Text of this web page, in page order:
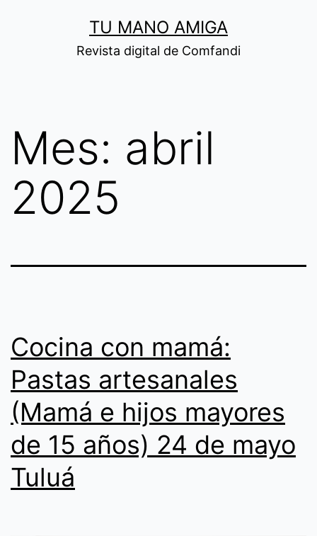
TU MANO AMIGA
Revista digital de Comfandi
Mes: abril
2025
Cocina con mamá:
Pastas artesanales
(Mamá e hijos mayores
de 15 años) 24 de mayo
Tuluá